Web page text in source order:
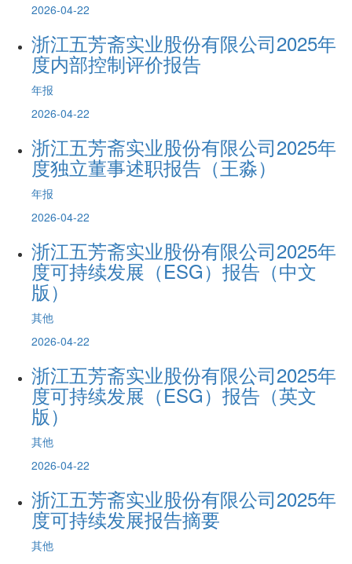
2026-04-22
浙江五芳斋实业股份有限公司2025年
度内部控制评价报告
年报
2026-04-22
浙江五芳斋实业股份有限公司2025年
度独立董事述职报告（王淼）
年报
2026-04-22
浙江五芳斋实业股份有限公司2025年
度可持续发展（ESG）报告（中文
版）
其他
2026-04-22
浙江五芳斋实业股份有限公司2025年
度可持续发展（ESG）报告（英文
版）
其他
2026-04-22
浙江五芳斋实业股份有限公司2025年
度可持续发展报告摘要
其他